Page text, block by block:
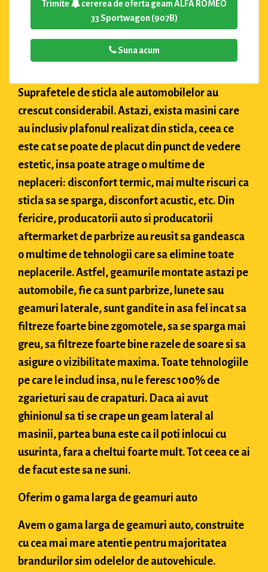
Trimite
cererea de oferta geam ALFA ROMEO
33 Sportwagon (907B)
Suna acum
Suprafetele de sticla ale automobilelor au
crescut considerabil. Astazi, exista masini care
au inclusiv plafonul realizat din sticla, ceea ce
este cat se poate de placut din punct de vedere
estetic, insa poate atrage o multime de
neplaceri: disconfort termic, mai multe riscuri ca
sticla sa se sparga, disconfort acustic, etc. Din
fericire, producatorii auto si producatorii
aftermarket de parbrize au reusit sa gandeasca
o multime de tehnologii care sa elimine toate
neplacerile. Astfel, geamurile montate astazi pe
automobile, fie ca sunt parbrize, lunete sau
geamuri laterale, sunt gandite in asa fel incat sa
filtreze foarte bine zgomotele, sa se sparga mai
greu, sa filtreze foarte bine razele de soare si sa
asigure o vizibilitate maxima. Toate tehnologiile
pe care le includ insa, nu le feresc 100% de
zgarieturi sau de crapaturi. Daca ai avut
ghinionul sa ti se crape un geam lateral al
masinii, partea buna este ca il poti inlocui cu
usurinta, fara a cheltui foarte mult. Tot ceea ce ai
de facut este sa ne suni.
Oferim o gama larga de geamuri auto
Avem o gama larga de geamuri auto, construite
cu cea mai mare atentie pentru majoritatea
brandurilor sim odelelor de autovehicule.